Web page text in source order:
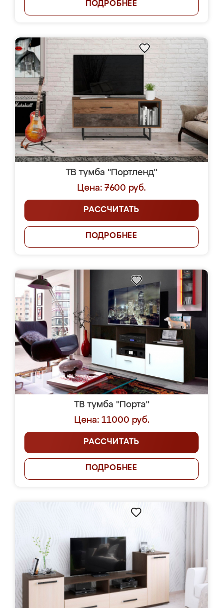
ПОДРОБНЕЕ
ТВ тумба "Портленд"
Цена: 7600 руб.
РАССЧИТАТЬ
ПОДРОБНЕЕ
ТВ тумба "Порта"
Цена: 11000 руб.
РАССЧИТАТЬ
ПОДРОБНЕЕ